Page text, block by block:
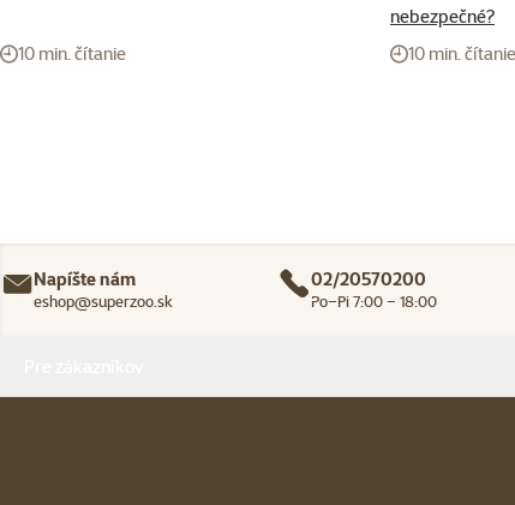
10 min. čítanie
nebezpečné?
10 min. čítanie
Napíšte nám
eshop@superzoo.sk
02/20570200
Po–Pi 7:00 – 18:00